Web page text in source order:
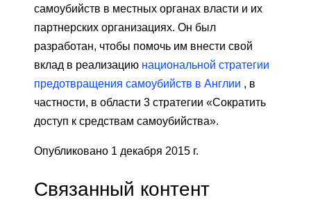
самоубийств в местных органах власти и их
партнерских организациях. Он был
разработан, чтобы помочь им внести свой
вклад в реализацию национальной стратегии
предотвращения самоубийств в Англии , в
частности, в области 3 стратегии «Сократить
доступ к средствам самоубийства».
Опубликовано 1 декабря 2015 г.
Связанный контент